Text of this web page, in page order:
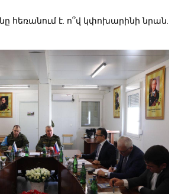
հեռանում է. ո՞վ կփոխարինի նրան.